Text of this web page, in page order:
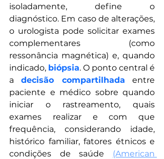
isoladamente, define o
diagnóstico. Em caso de alterações,
o urologista pode solicitar exames
complementares (como
ressonância magnética) e, quando
indicado, biópsia. O ponto central é
a decisão compartilhada entre
paciente e médico sobre quando
iniciar o rastreamento, quais
exames realizar e com que
frequência, considerando idade,
histórico familiar, fatores étnicos e
condições de saúde (American